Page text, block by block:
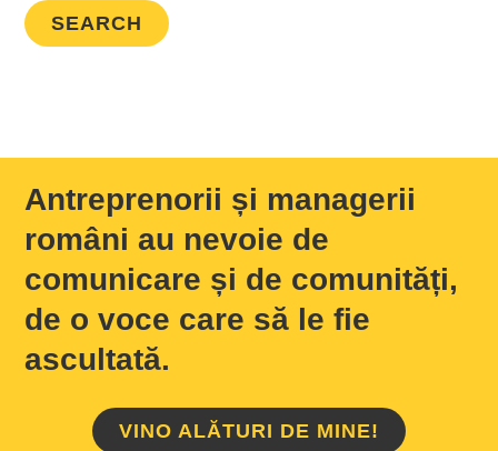
Antreprenorii și managerii
români au nevoie de
comunicare și de comunități,
de o voce care să le fie
ascultată.
VINO ALĂTURI DE MINE!